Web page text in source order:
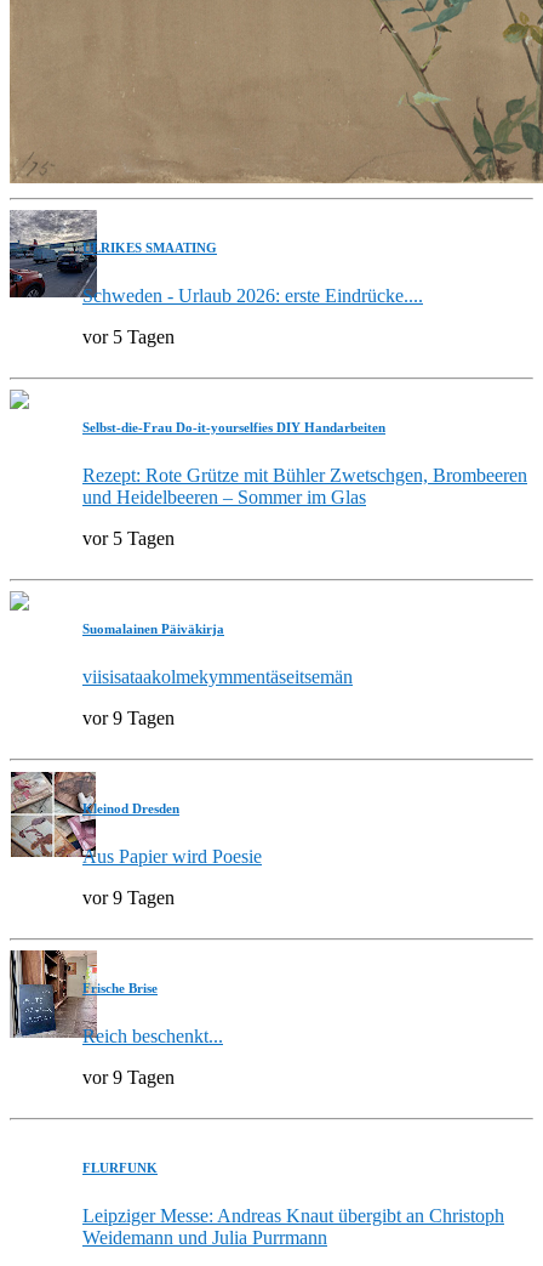
ULRIKES SMAATING
Schweden - Urlaub 2026: erste Eindrücke....
vor 5 Tagen
Selbst-die-Frau Do-it-yourselfies DIY Handarbeiten
Rezept: Rote Grütze mit Bühler Zwetschgen, Brombeeren
und Heidelbeeren – Sommer im Glas
vor 5 Tagen
Suomalainen Päiväkirja
viisisataakolmekymmentäseitsemän
vor 9 Tagen
Kleinod Dresden
Aus Papier wird Poesie
vor 9 Tagen
Frische Brise
Reich beschenkt...
vor 9 Tagen
FLURFUNK
Leipziger Messe: Andreas Knaut übergibt an Christoph
Weidemann und Julia Purrmann